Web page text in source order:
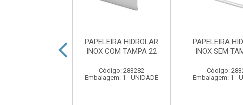
PAPELEIRA HIDROLAR
INOX COM TAMPA 22
Código: 283282
Embalagem: 1 - UNIDADE
PAPELEIRA
INOX SEM
Código:
Embalagem: 1 -